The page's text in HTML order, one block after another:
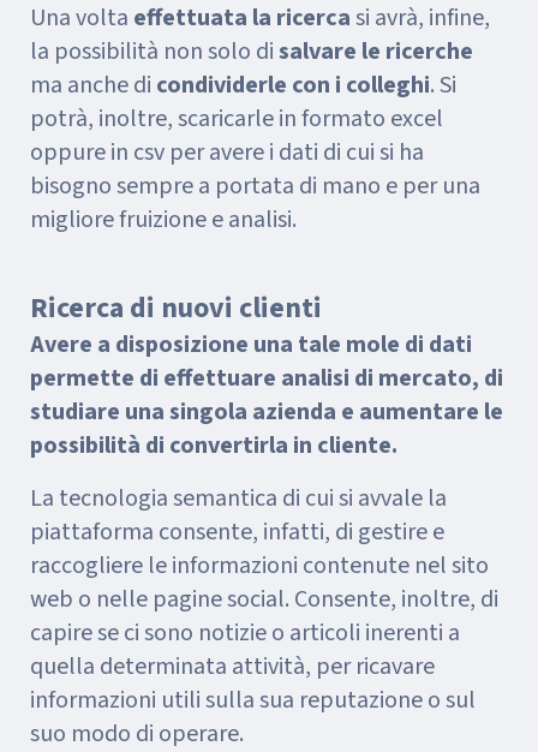
Una volta effettuata la ricercasi avrà, infine,
la possibilità non solo disalvare le ricerche
ma anche di condividerle con i colleghi. Si
potrà, inoltre, scaricarle in formato excel
oppure in csv per avere i dati di cui si ha
bisogno sempre a portata di mano e per una
migliore fruizione e analisi.
Ricerca di nuovi clienti
Avere a disposizione una tale mole di dati
permette di effettuare analisi di mercato, di
studiare una singola azienda e aumentare le
possibilità di convertirla in cliente.
La tecnologia semantica di cui si avvale la
piattaforma consente, infatti, di gestire e
raccogliere le informazioni contenute nel sito
web o nelle pagine social. Consente, inoltre, di
capire se ci sono notizie o articoli inerenti a
quella determinata attività, per ricavare
informazioni utili sulla sua reputazione o sul
suo modo di operare.